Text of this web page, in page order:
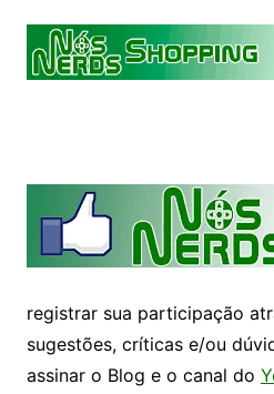
registrar sua participação
sugestões, críticas e/ou
assinar o Blog e o canal do